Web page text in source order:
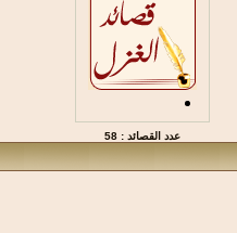
عدد القصائد : 58